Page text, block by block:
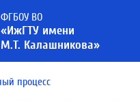
ФГБОУ ВО
«ИжГТУ имени
М.Т. Калашникова»
процесс